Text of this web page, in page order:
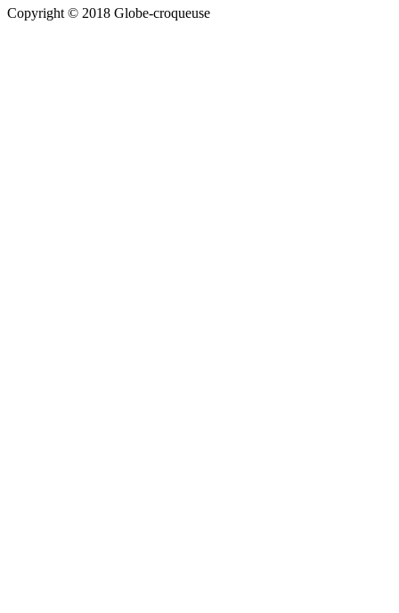
Copyright © 2018 Globe-croqueuse